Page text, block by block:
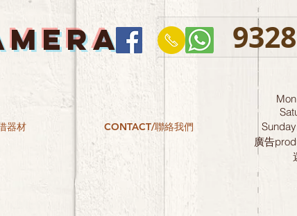
器材 CONTACT/聯絡我們
廣告